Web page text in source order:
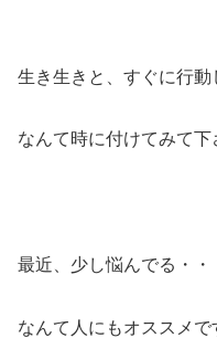
生き生きと、すぐに行動
なんて時に付けてみて下
最近、少し悩んでる・・
なんて人にもオススメで